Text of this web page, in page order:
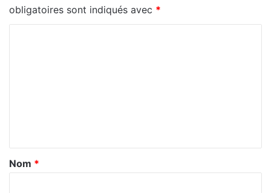
obligatoires sont indiqués avec *
a
Nom *